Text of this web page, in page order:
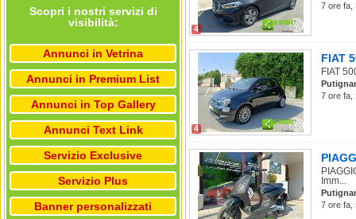
Scopri i nostri servizi di
visibilità:
Annunci in Vetrina
Annunci in Premium List
Annunci in Top Gallery
Annunci Text Link
Servizio Exclusive
Servizio Plus
Banner personalizzati
4
7 ore fa,
4
FIAT
FIAT
7 ore fa,
Imm...
7 ore fa,